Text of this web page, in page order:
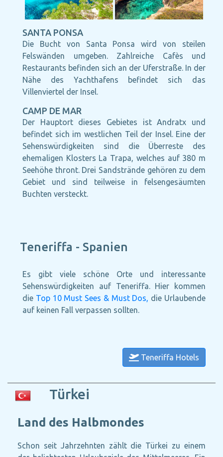
SANTA PONSA
Die Bucht von Santa Ponsa wird von steilen
Felswänden umgeben. Zahlreiche Cafès und
Restaurants befinden sich an der Uferstraße. In der
Nähe des Yachthafens befindet sich das
Villenviertel der Insel.
CAMP DE MAR
Der Hauptort dieses Gebietes ist Andratx und
befindet sich im westlichen Teil der Insel. Eine der
Sehenswürdigkeiten sind die Überreste des
ehemaligen Klosters La Trapa, welches auf 380 m
Seehöhe thront. Drei Sandstrände gehören zu dem
Gebiet und sind teilweise in felsengesäumten
Buchten versteckt.
Teneriffa - Spanien
Es gibt viele schöne Orte und interessante
Sehenswürdigkeiten auf Teneriffa. Hier kommen
die Top 10 Must Sees & Must Dos, die Urlaubende
auf keinen Fall verpassen sollten.
Teneriffa Hotels
Türkei
Land des Halbmondes
Schon seit Jahrzehnten zählt die Türkei zu einem